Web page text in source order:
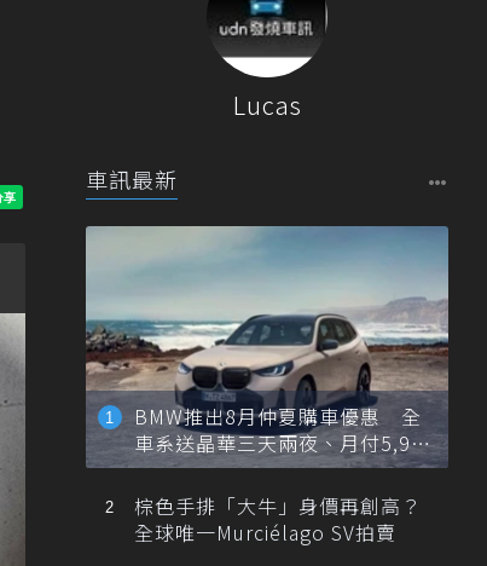
Lucas
車訊最新
BMW推出8月仲夏購車優惠 全
車系送晶華三天兩夜、月付5,900
元起
棕色手排「大牛」身價再創高？
全球唯一Murciélago SV拍賣